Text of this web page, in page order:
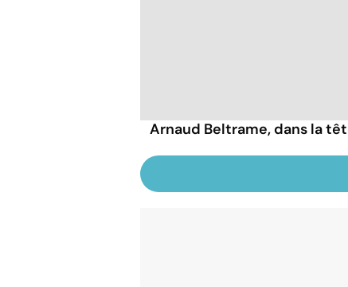
Arnaud Beltrame, dans la